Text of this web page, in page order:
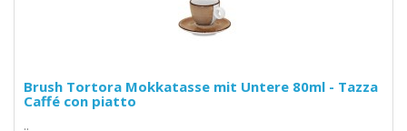
Brush Tortora Mokkatasse mit Untere 80ml - Tazza
Caffé con piatto
..